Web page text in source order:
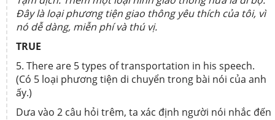
Đây là loại phương tiện giao thông yêu thích của tôi, vì
nó dễ dàng, miễn phí và thú vị.
TRUE
5. There are 5 types of transportation in his speech.
(Có 5 loại phương tiện di chuyển trong bài nói của anh
ấy.)
Dưa vào 2 câu hỏi trêm, ta xác định người nói nhắc đến